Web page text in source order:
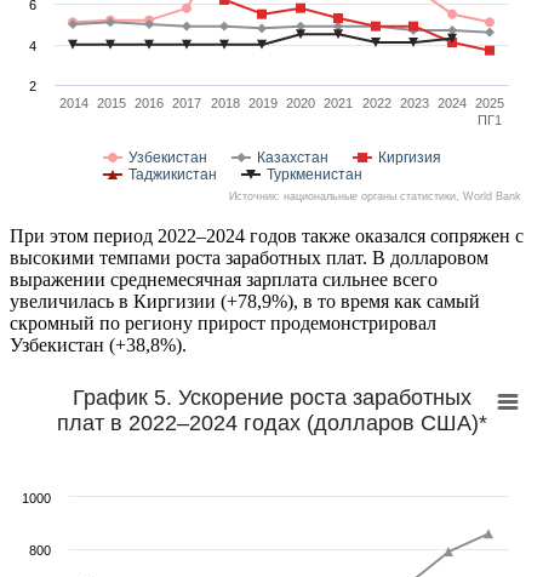
Узбекистан Казахстан
Киргизия
Таджикистан
Туркменистан
2014 2015 2016 2017 2018 2019 2020 2021 2022 2023 2024
2025
ПГ1
2
4
6
Источник: национальные органы статистики, World Bank
При этом период 2022–2024 годов также оказался сопряжен с
высокими темпами роста заработных плат. В долларовом
выражении среднемесячная зарплата сильнее всего
увеличилась в Киргизии (+78,9%), в то время как самый
скромный по региону прирост продемонстрировал
Узбекистан (+38,8%).
График 5. Ускорение роста заработных
плат в 2022–2024 годах (долларов США)*
800
1000